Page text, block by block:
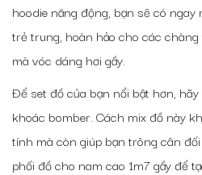
hoodie năng động, bạn sẽ có
trẻ trung, hoàn hảo cho các
mà vóc dáng hơi gầy.
Để set đồ của bạn nổi bật hơn,
khoác bomber. Cách mix đồ này
tính mà còn giúp bạn trông cân
phối đồ cho nam cao 1m7 gầyđể